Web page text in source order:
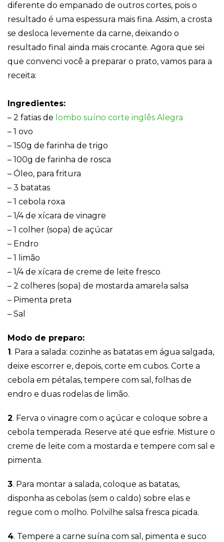
diferente do empanado de outros cortes, pois o
resultado é uma espessura mais fina. Assim, a crosta
se desloca levemente da carne, deixando o
resultado final ainda mais crocante. Agora que sei
que convenci você a preparar o prato, vamos para a
receita:
Ingredientes:
– 2 fatias de lombo suíno corte inglês Alegra
– 1 ovo
– 150g de farinha de trigo
– 100g de farinha de rosca
– Óleo, para fritura
– 3 batatas
– 1 cebola roxa
– 1/4 de xícara de vinagre
– 1 colher (sopa) de açúcar
– Endro
– 1 limão
– 1/4 de xícara de creme de leite fresco
– 2 colheres (sopa) de mostarda amarela salsa
– Pimenta preta
– Sal
Modo de preparo:
1 . Para a salada: cozinhe as batatas em água salgada,
deixe escorrer e, depois, corte em cubos. Corte a
cebola em pétalas, tempere com sal, folhas de
endro e duas rodelas de limão.
2. Ferva o vinagre com o açúcar e coloque sobre a
cebola temperada. Reserve até que esfrie. Misture o
creme de leite com a mostarda e tempere com sal e
pimenta.
3. Para montar a salada, coloque as batatas,
disponha as cebolas (sem o caldo) sobre elas e
regue com o molho. Polvilhe salsa fresca picada.
4. Tempere a carne suína com sal, pimenta e suco
melhorar a
funcionalidade e
estrutura do site,
com base na
forma como o
site é utilizado.
Para que o
nosso site tenha
Publicidade
Ao compartilhar
ofertas
personalizadas.